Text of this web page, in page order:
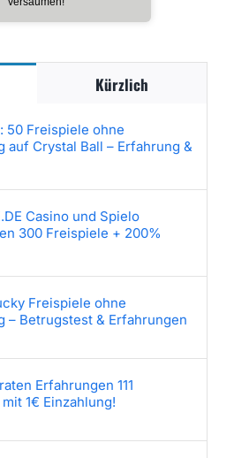
Kürzlich
50 Freispiele ohne
auf Crystal Ball – Erfahrung &
Casino und Spielo
300 Freispiele + 200%
Freispiele ohne
– Betrugstest & Erfahrungen
Erfahrungen 111
1€ Einzahlung!